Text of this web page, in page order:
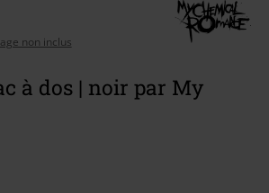
non inclus
à dos | noir par My